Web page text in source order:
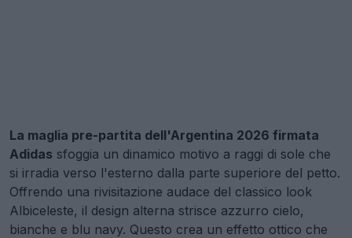
La maglia pre-partita dell'Argentina 2026 firmata
Adidas sfoggia un dinamico motivo a raggi di sole che
si irradia verso l'esterno dalla parte superiore del petto.
Offrendo una rivisitazione audace del classico look
Albiceleste, il design alterna strisce azzurro cielo,
bianche e blu navy. Questo crea un effetto ottico che